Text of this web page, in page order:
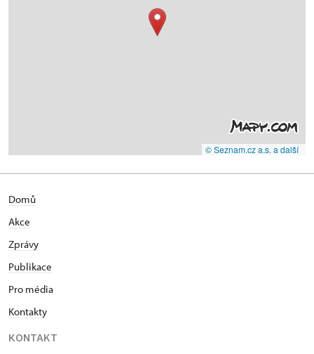
© Seznam.cz a.s. a další
Domů
Akce
Zprávy
Publikace
Pro média
Kontakty
KONTAKT